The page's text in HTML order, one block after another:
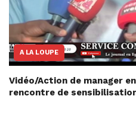
A LA LOUPE
Vidéo/Action de manager
rencontre de